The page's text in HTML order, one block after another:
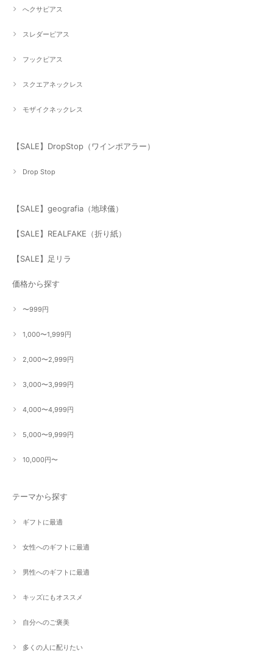
へクサピアス
スレダーピアス
フックピアス
スクエアネックレス
モザイクネックレス
【SALE】DropStop（ワインポアラー）
Drop Stop
【SALE】geografia（地球儀）
【SALE】REALFAKE（折り紙）
【SALE】足リラ
価格から探す
〜999円
1,000〜1,999円
2,000〜2,999円
3,000〜3,999円
4,000〜4,999円
5,000〜9,999円
10,000円〜
テーマから探す
ギフトに最適
女性へのギフトに最適
男性へのギフトに最適
キッズにもオススメ
自分へのご褒美
多くの人に配りたい